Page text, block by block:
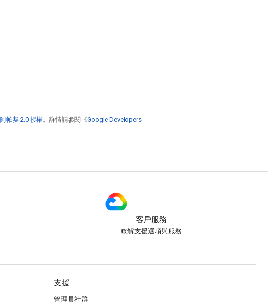
阿帕契 2.0 授權。詳情請參閱《Google Developers
客戶服務
瞭解支援選項與服務
支援
管理員社群